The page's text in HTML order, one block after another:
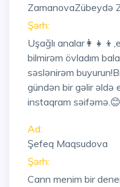
ZamanovaZübeydə
Şərh:
Uşağlı
bilmirəm övladım
səslənirəm
gündən bir gəlir əldə
instaqram
Ad:
Şefeq Maqsudova
Şərh:
Cann menim bir